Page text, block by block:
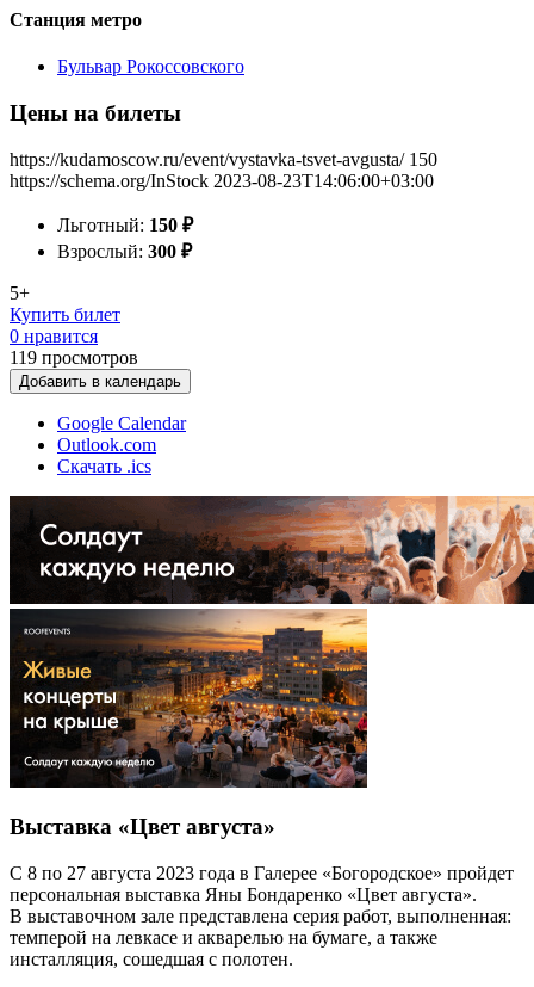
Станция метро
Бульвар Рокоссовского
Цены на билеты
https://kudamoscow.ru/event/vystavka-tsvet-avgusta/ 150
https://schema.org/InStock 2023-08-23T14:06:00+03:00
Льготный: 150 ₽
Взрослый: 300 ₽
5+
Купить билет
0 нравится
119 просмотров
Добавить в календарь
Google Calendar
Outlook.com
Скачать .ics
Выставка «Цвет августа»
С 8 по 27 августа 2023 года в Галерее «Богородское» пройдет
персональная выставка Яны Бондаренко «Цвет августа».
В выставочном зале представлена серия работ, выполненная:
темперой на левкасе и акварелью на бумаге, а также
инсталляция, сошедшая с полотен.